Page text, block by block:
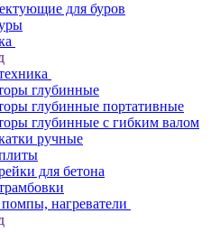
для буров
глубинные
глубинные портативные
глубинные с гибким валом
ручные
для бетона
нагреватели